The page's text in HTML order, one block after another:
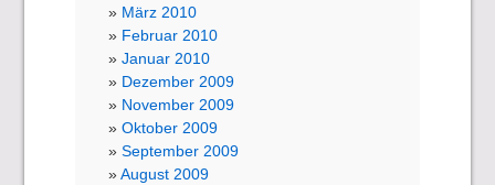
März 2010
Februar 2010
Januar 2010
Dezember 2009
November 2009
Oktober 2009
September 2009
August 2009